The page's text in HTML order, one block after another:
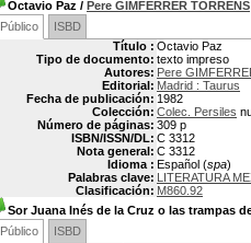
Octavio Paz / Pere GIMFERRER TORRENS
Público
ISBD
Título : Octavio Paz
Tipo de documento: texto impreso
Autores: Pere
Editorial: Madrid : Taurus
Fecha de publicación: 1982
Colección: Colec. Persiles
Número de páginas: 309 p
ISBN/ISSN/DL: C 3312
Nota general: C 3312
Idioma : Español (spa)
Palabras clave: LITERATURA
Clasificación: M860.92
Sor Juana Inés de la Cruz o las trampas
Público
ISBD